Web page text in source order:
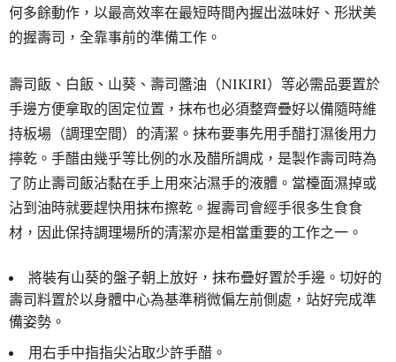
何多餘動作，以最高效率在最短時間內握出滋味好、形狀美
的握壽司，全靠事前的準備工作。
壽司飯、白飯、山葵、壽司醬油（NIKIRI）等必需品要置於
手邊方便拿取的固定位置，抹布也必須整齊疊好以備隨時維
持板場（調理空間）的清潔。抹布要事先用手醋打濕後用力
擰乾。手醋由幾乎等比例的水及醋所調成，是製作壽司時為
了防止壽司飯沾黏在手上用來沾濕手的液體。當檯面濕掉或
沾到油時就要趕快用抹布擦乾。握壽司會經手很多生食食
材，因此保持調理場所的清潔亦是相當重要的工作之一。
將裝有山葵的盤子朝上放好，抹布疊好置於手邊。切好的
壽司料置於以身體中心為基準稍微偏左前側處，站好完成準
備姿勢。
用右手中指指尖沾取少許手醋。